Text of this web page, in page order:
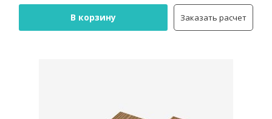
В корзину Заказать расчет